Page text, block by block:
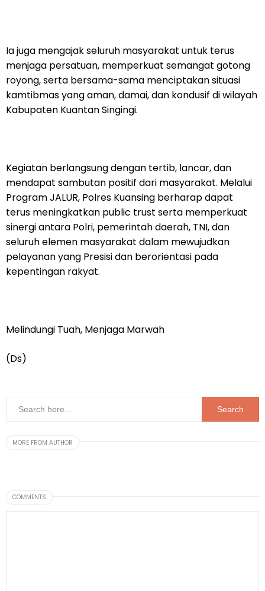
Ia juga mengajak seluruh masyarakat untuk terus
menjaga persatuan, memperkuat semangat gotong
royong, serta bersama-sama menciptakan situasi
kamtibmas yang aman, damai, dan kondusif di wilayah
Kabupaten Kuantan Singingi.
Kegiatan berlangsung dengan tertib, lancar, dan
mendapat sambutan positif dari masyarakat. Melalui
Program JALUR, Polres Kuansing berharap dapat
terus meningkatkan public trust serta memperkuat
sinergi antara Polri, pemerintah daerah, TNI, dan
seluruh elemen masyarakat dalam mewujudkan
pelayanan yang Presisi dan berorientasi pada
kepentingan rakyat.
Melindungi Tuah, Menjaga Marwah
(Ds)
MORE FROM AUTHOR
COMMENTS